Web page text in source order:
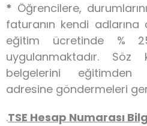
* Öğrencilere,
faturanın kendi adlarına
eğitim ücretinde %
uygulanmaktadır. Söz
belgelerini
adresine göndermeleri
.TSE Hesap Numarası